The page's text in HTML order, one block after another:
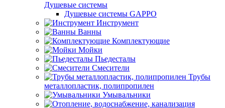
Душевые системы
Душевые системы GAPPO
Инструмент
Ванны
Комплектующие
Мойки
Пьедесталы
Смесители
Трубы
металлопластик, полипропилен
Умывальники